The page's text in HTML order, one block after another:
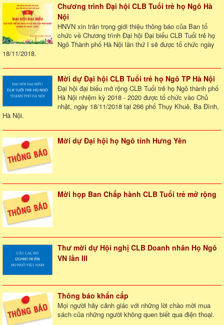
Chương trình Đại hội CLB Tuổi trẻ họ Ngô Hà
Nội
HNVN xin trân trọng giới thiệu thông báo của Ban tổ
chức về Chương trình Đại hội Đại biểu CLB Tuổi trẻ họ
Ngô Thành phố Hà Nội lần thứ I sẽ được tổ chức ngày
18/11/2018.
Mời dự Đại hội CLB Tuổi trẻ họ Ngô TP Hà Nội
Đại hội đại biểu mở rộng CLB Tuổi trẻ họ Ngô thành phố
Hà Nội nhiệm kỳ 2018 - 2020 được tổ chức vào Chủ
nhật, ngày 18/11/2018 tại 266 phố Thụy Khuê, Ba Đình,
Hà Nội.
Mời dự Đại hội họ Ngô tỉnh Hưng Yên
Mời họp Ban Chấp hành CLB Tuổi trẻ mở rộng
Thư mời dự Hội nghị CLB Doanh nhân Họ Ngô
VN lần III
Thông báo khẩn cấp
Mọi người hãy cảnh giác với những lời chào mời mua
sách của những người không quen biết qua điện thoại.